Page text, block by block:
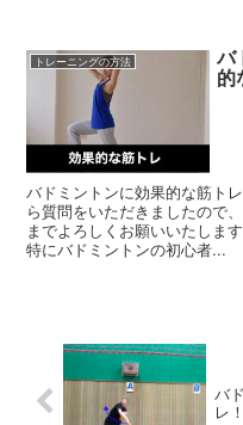
トレーニングの方法 バ
的
バドミントンに効果的な筋ト
ら質問をいただきましたので
までよろしくお願いいたしま
特にバドミントンの初心者...
バ
レ